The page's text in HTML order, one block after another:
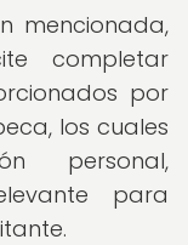
mencionada,
completar
por
los cuales
personal,
para